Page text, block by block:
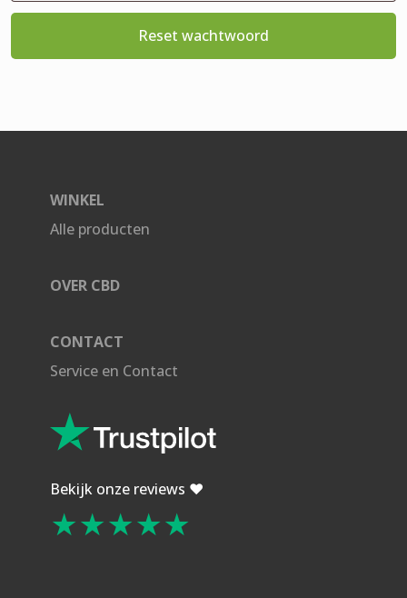
Reset wachtwoord
WINKEL
Alle producten
OVER CBD
CONTACT
Service en Contact
Bekijk onze reviews ❤️
★★★★★